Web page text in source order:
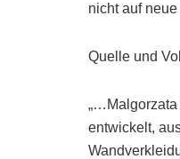
nicht auf
Quelle und
entwickelt,